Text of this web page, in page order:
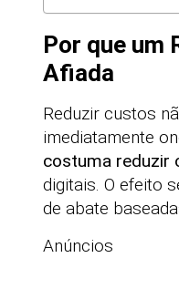
Por que um
Afiada
Reduzir custos
imediatamente
costuma reduzir
digitais. O efeito
de abate
Anúncios